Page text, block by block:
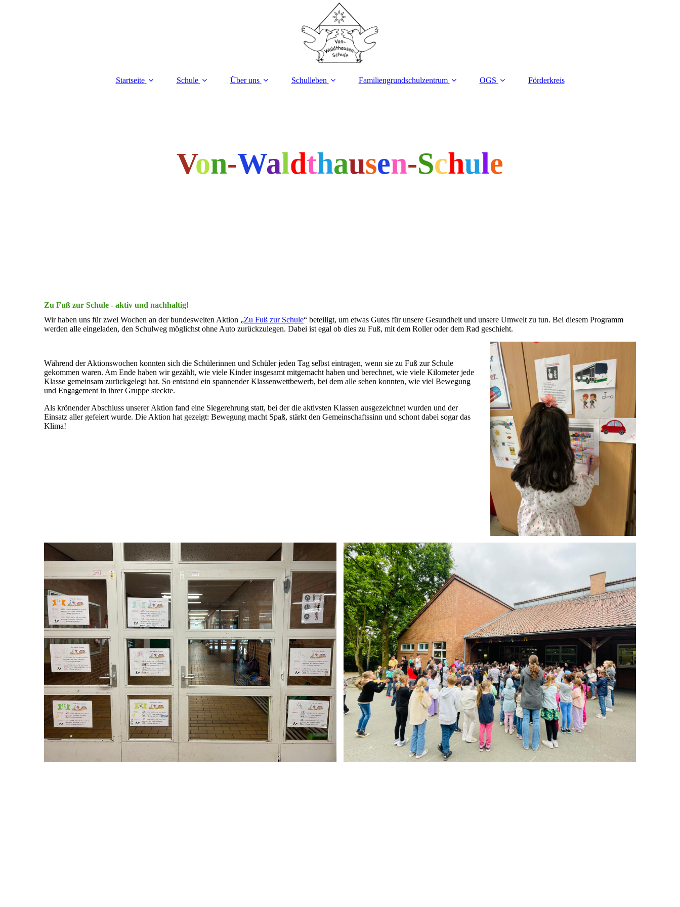
Startseite Schule Über uns Schulleben Familiengrundschulzentrum OGS Förderkreis
Von-Waldthausen-Schule
Zu Fuß zur Schule - aktiv und nachhaltig!
Wir haben uns für zwei Wochen an der bundesweiten Aktion „Zu Fuß zur Schule“ beteiligt, um etwas Gutes für unsere Gesundheit und unsere Umwelt zu tun. Bei diesem Programm
werden alle eingeladen, den Schulweg möglichst ohne Auto zurückzulegen. Dabei ist egal ob dies zu Fuß, mit dem Roller oder dem Rad geschieht.
Während der Aktionswochen konnten sich die Schülerinnen und Schüler jeden Tag selbst eintragen, wenn sie zu Fuß zur Schule
gekommen waren. Am Ende haben wir gezählt, wie viele Kinder insgesamt mitgemacht haben und berechnet, wie viele Kilometer jede
Klasse gemeinsam zurückgelegt hat. So entstand ein spannender Klassenwettbewerb, bei dem alle sehen konnten, wie viel Bewegung
und Engagement in ihrer Gruppe steckte.
Als krönender Abschluss unserer Aktion fand eine Siegerehrung statt, bei der die aktivsten Klassen ausgezeichnet wurden und der
Einsatz aller gefeiert wurde. Die Aktion hat gezeigt: Bewegung macht Spaß, stärkt den Gemeinschaftssinn und schont dabei sogar das
Klima!